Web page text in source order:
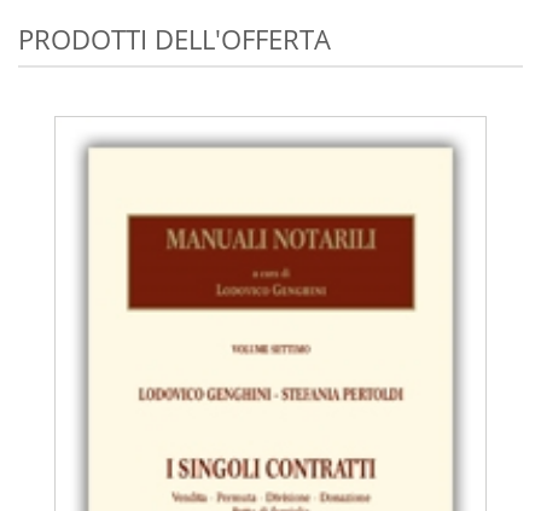
PRODOTTI DELL'OFFERTA